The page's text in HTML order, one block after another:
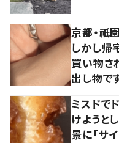
京都・祇
しかし帰
買い物さ
出し物で
ミスドで
けよう
景に「サ